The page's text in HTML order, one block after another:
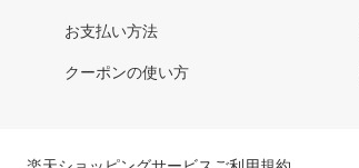
お支払い方法
クーポンの使い方